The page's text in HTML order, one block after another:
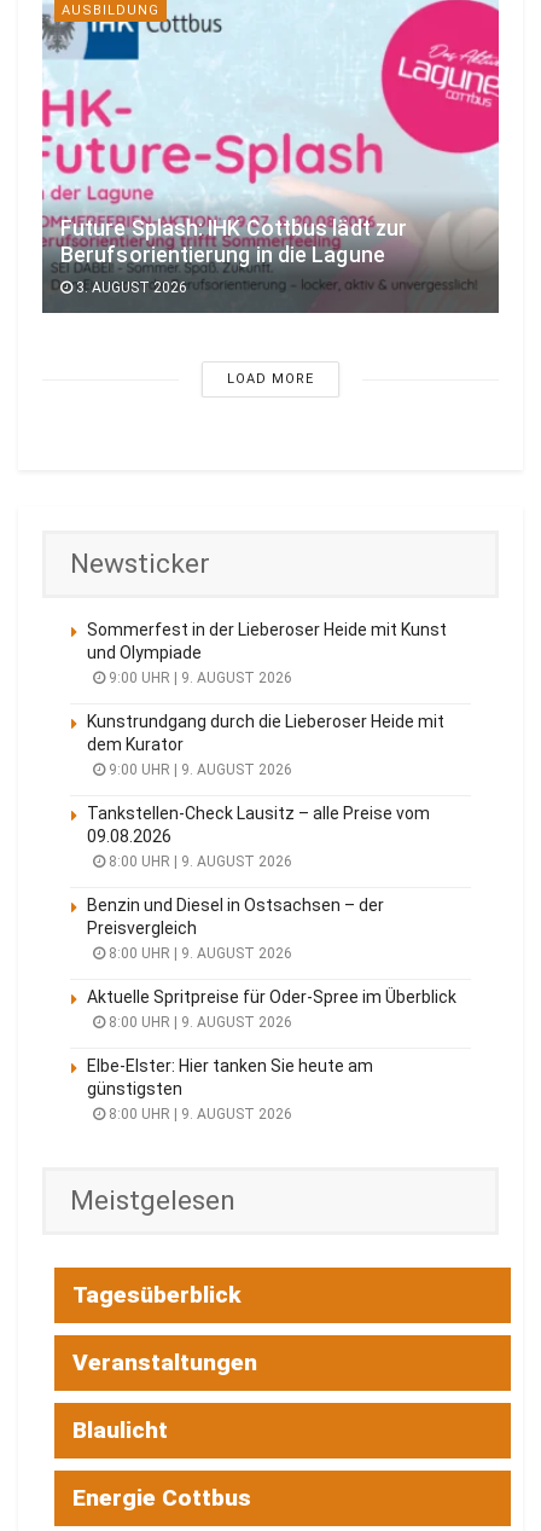
AUSBILDUNG
Future Splash: IHK Cottbus lädt zur
Berufsorientierung in die Lagune
3. AUGUST 2026
LOAD MORE
Newsticker
Sommerfest in der Lieberoser Heide mit Kunst
und Olympiade
9:00 UHR | 9. AUGUST 2026
Kunstrundgang durch die Lieberoser Heide mit
dem Kurator
9:00 UHR | 9. AUGUST 2026
Tankstellen-Check Lausitz – alle Preise vom
09.08.2026
8:00 UHR | 9. AUGUST 2026
Benzin und Diesel in Ostsachsen – der
Preisvergleich
8:00 UHR | 9. AUGUST 2026
Aktuelle Spritpreise für Oder-Spree im Überblick
8:00 UHR | 9. AUGUST 2026
Elbe-Elster: Hier tanken Sie heute am
günstigsten
8:00 UHR | 9. AUGUST 2026
Meistgelesen
Tagesüberblick
Veranstaltungen
Blaulicht
Energie Cottbus